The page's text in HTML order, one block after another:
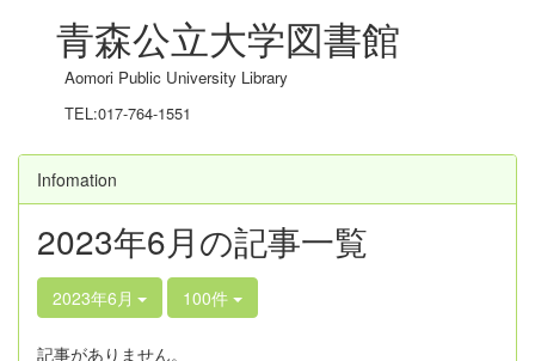
青森公立大学図書館
Aomori Public University Library
TEL:017-764-1551
Infomation
2023年6月の記事一覧
2023年6月 100件
記事がありません。